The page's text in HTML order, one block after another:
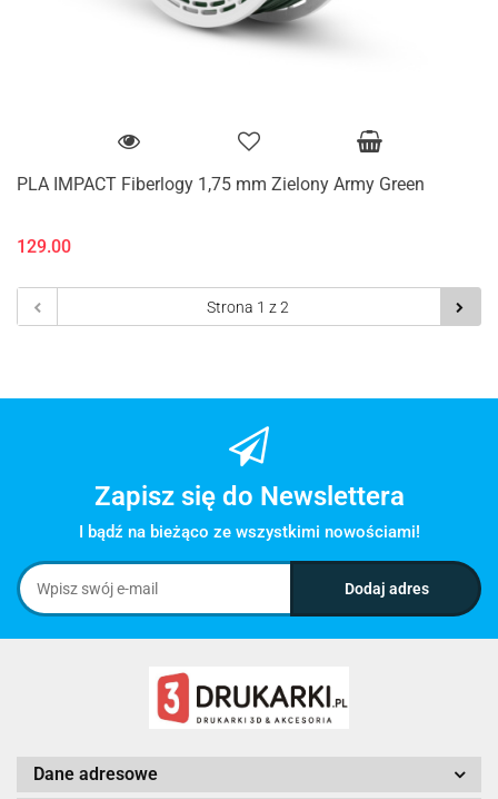
PLA IMPACT Fiberlogy 1,75 mm Zielony Army Green
129.00
Zapisz się do Newslettera
I bądź na bieżąco ze wszystkimi nowościami!
Dane adresowe